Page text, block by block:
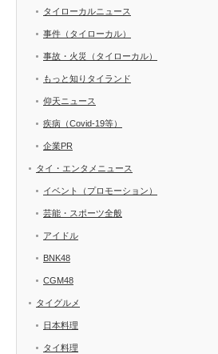
タイローカルニュース
事件（タイローカル）
事故・火災（タイローカル）
もっと知りタイランド
仰天ニュース
疾病（Covid-19等）
企業PR
タイ・エンタメニュース
イベント（プロモーション）
芸能・スポーツ全般
アイドル
BNK48
CGM48
タイグルメ
日本料理
タイ料理